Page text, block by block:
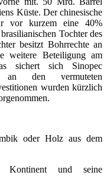
Küste. Der chinesische
vor kurzem eine 40%
Tochter des
besitzt Bohrrechte an
weitere Beteiligung am
sichert sich Sinopec
an den vermuteten
wurden kürzlich
oder Holz aus dem
Kontinent und seine